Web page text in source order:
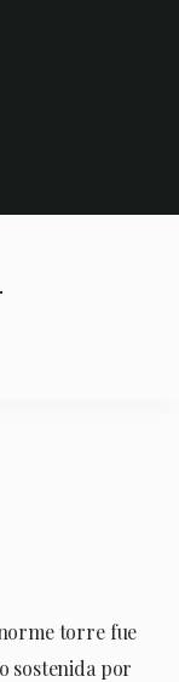
torre fue
sostenida por